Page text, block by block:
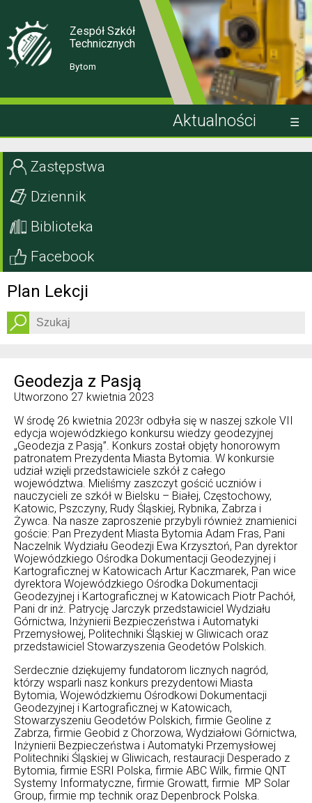
Content
navigation
Zespół Szkół
Technicznych
Bytom
Aktualności
Kandydat
Zastępstwa
Dziennik
Biblioteka
Facebook
Plan Lekcji
Geodezja z Pasją
Utworzono 27 kwietnia 2023
W środę 26 kwietnia 2023r odbyła się w naszej szkole VII
edycja wojewódzkiego konkursu wiedzy geodezyjnej
„Geodezja z Pasją”. Konkurs został objęty honorowym
patronatem Prezydenta Miasta Bytomia. W konkursie
udział wzięli przedstawiciele szkół z całego
województwa. Mieliśmy zaszczyt gościć uczniów i
nauczycieli ze szkół w Bielsku – Białej, Częstochowy,
Katowic, Pszczyny, Rudy Śląskiej, Rybnika, Zabrza i
Żywca. Na nasze zaproszenie przybyli również znamienici
goście: Pan Prezydent Miasta Bytomia Adam Fras, Pani
Naczelnik Wydziału Geodezji Ewa Krzysztoń, Pan dyrektor
Wojewódzkiego Ośrodka Dokumentacji Geodezyjnej i
Kartograficznej w Katowicach Artur Kaczmarek, Pan wice
dyrektora Wojewódzkiego Ośrodka Dokumentacji
Geodezyjnej i Kartograficznej w Katowicach Piotr Pachół,
Pani dr inż. Patrycję Jarczyk przedstawiciel Wydziału
Górnictwa, Inżynierii Bezpieczeństwa i Automatyki
Przemysłowej, Politechniki Śląskiej w Gliwicach oraz
przedstawiciel Stowarzyszenia Geodetów Polskich.
Serdecznie dziękujemy fundatorom licznych nagród,
którzy wsparli nasz konkurs prezydentowi Miasta
Bytomia, Wojewódzkiemu Ośrodkowi Dokumentacji
Geodezyjnej i Kartograficznej w Katowicach,
Stowarzyszeniu Geodetów Polskich, firmie Geoline z
Zabrza, firmie Geobid z Chorzowa, Wydziałowi Górnictwa,
Inżynierii Bezpieczeństwa i Automatyki Przemysłowej
Politechniki Śląskiej w Gliwicach, restauracji Desperado z
Bytomia, firmie ESRI Polska, firmie ABC Wilk, firmie QNT
Systemy Informatyczne, firmie Growatt, firmie MP Solar
Group, firmie mp technik oraz Depenbrock Polska.